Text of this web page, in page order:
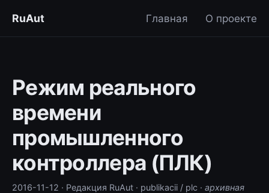
RuAut Главная О проекте
Режим реального
времени
промышленного
контроллера (ПЛК)
2016-11-12 · Редакция RuAut · publikacii / plc · архивная